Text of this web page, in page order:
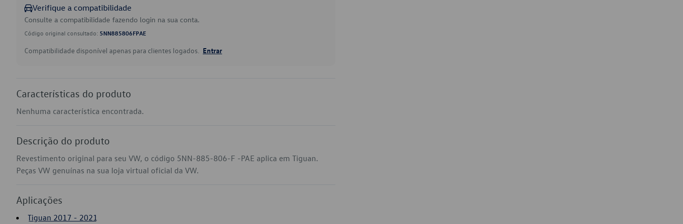
Verifique a compatibilidade
Consulte a compatibilidade fazendo login na sua conta.
Código original consultado: 5NN885806FPAE
Compatibilidade disponível apenas para clientes logados. Entrar
Características do produto
Nenhuma característica encontrada.
Descrição do produto
Revestimento original para seu VW, o código 5NN-885-806-F -PAE aplica em Tiguan.
Peças VW genuínas na sua loja virtual oficial da VW.
Aplicações
Tiguan 2017 - 2021